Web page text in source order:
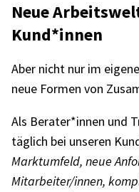
Neue
Kund*innen
Aber nicht nur im
neue Formen von
Als Berater*innen und
täglich bei unse­ren
Markt­um­feld, neue
Mitarbeiter/innen,